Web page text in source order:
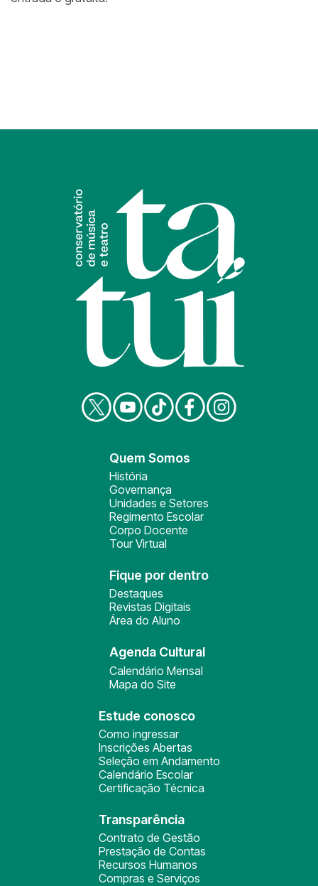
Quem Somos
História
Governança
Unidades e Setores
Regimento Escolar
Corpo Docente
Tour Virtual
Fique por dentro
Destaques
Revistas Digitais
Área do Aluno
Agenda Cultural
Calendário Mensal
Mapa do Site
Estude conosco
Como ingressar
Inscrições Abertas
Seleção em Andamento
Calendário Escolar
Certificação Técnica
Transparência
Contrato de Gestão
Prestação de Contas
Recursos Humanos
Compras e Serviços